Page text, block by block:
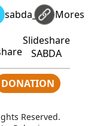
sabda_ylsaMores
Slideshare
SABDA
DONATION
Reserved.